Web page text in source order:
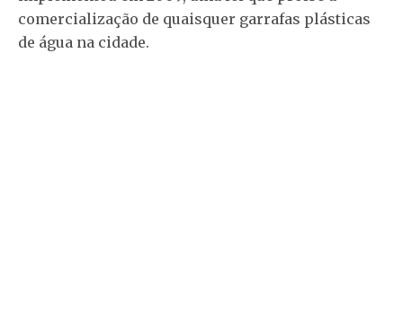
comercialização de quaisquer garrafas plásticas
de água na cidade.